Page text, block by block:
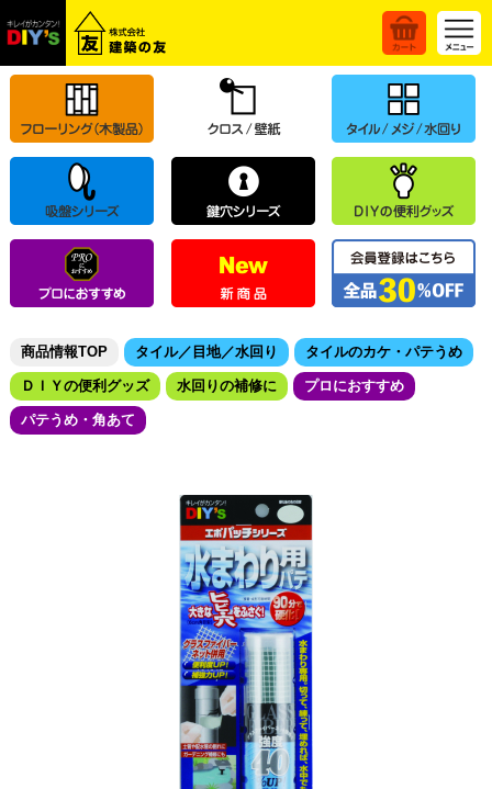
商品情報TOP タイル／目地／水回り タイルのカケ・パテうめ
ＤＩＹの便利グッズ 水回りの補修に プロにおすすめ
パテうめ・角あて